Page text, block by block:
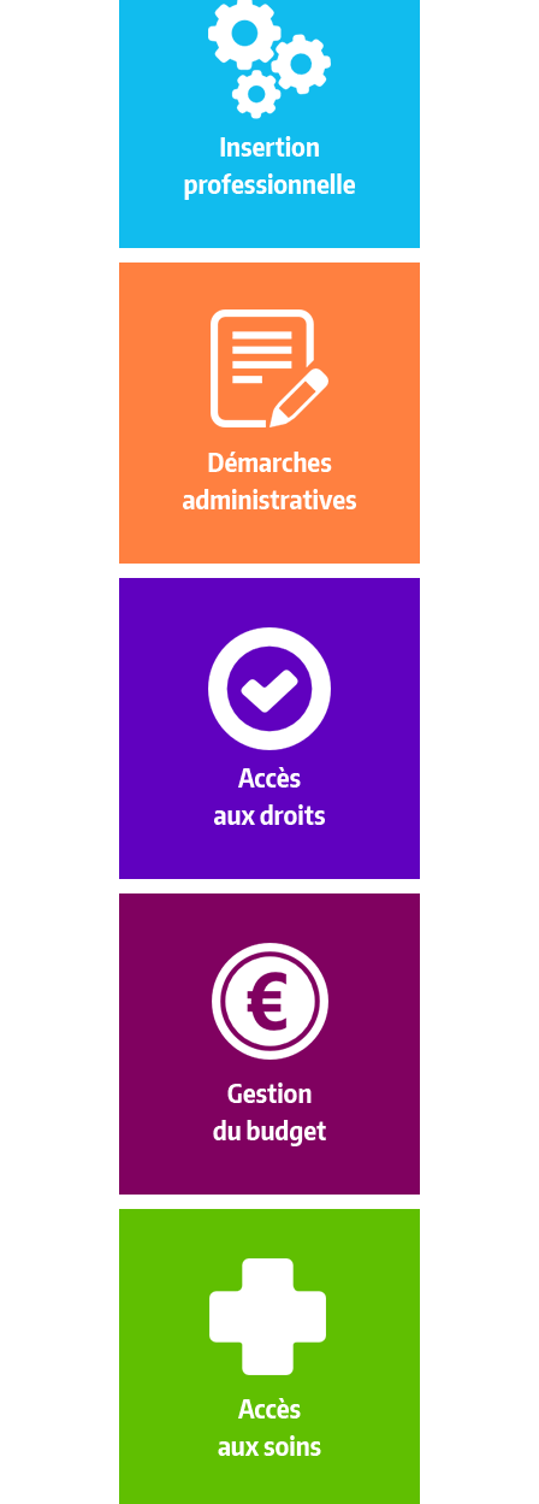
Une conseillère en insertion
professionnelle est présente pour
vous aider dans toutes vos démarches :
CV, lettre de motivation, simulation
d’entretiens, recherche d’emploi
et de stages, lien avec les partenaires,
etc...
Pour vous faciliter la vie,
nous effectuons le lien avec
les administrations (Trésor Public,
CPAM, CAF…) et nous vous orientons
vers les partenaires à solliciter
si besoin.
Nous étudions avec vous
si vous avez sollicité tous vos droits :
Sécurité sociale, mutuelle, ASSEDIC,
prime pour l’emploi, RSA, etc...
Accéder à son premier logement,
c’est parfois gérer son premier budget…
...avec toutes ses galères !!!
et vous accompagner
en cas de nécessité.
L’équipe de la Résidence
tente d’intervenir sur
liées à la santé :
partenaires médicaux, accompagnement
aux soins,
etc...